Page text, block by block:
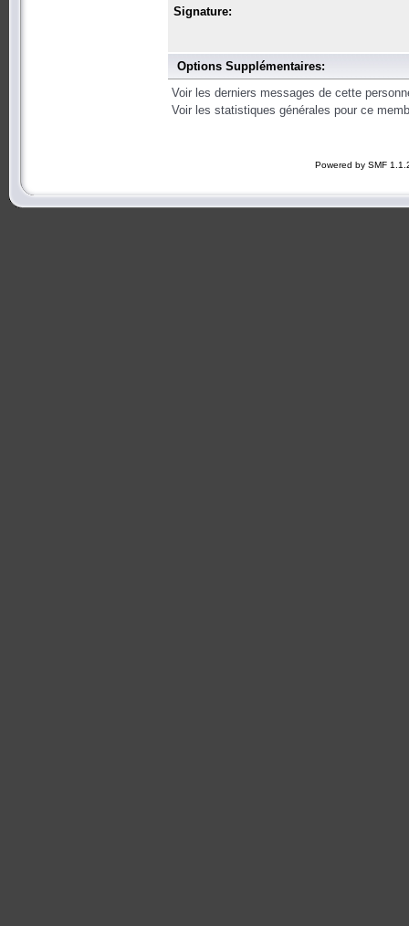
Signature:
Options Supplémentaires:
Voir les derniers messages de cette
Voir les statistiques générales pour ce
Powered by SMF